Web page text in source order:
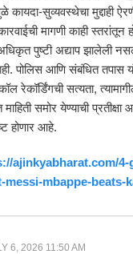
कायदा-सुव्यवस्थेचा मुद्दाही
मागणी काही
पुष्टी अद्याप झालेली
पोलिस आणि संबंधित तपास
रेकॉर्डिंगची सत्यता,
समोर येण्याची
होणार आहे.
ajinkyabharat.com/
mbappe-beats-
6, 2026 11:50 AM